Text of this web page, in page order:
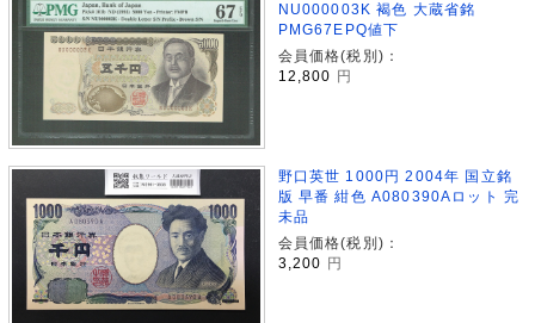
NU000003K 褐色 大蔵省銘
PMG67EPQ値下
会員価格(税別)：
12,800 円
野口英世 1000円 2004年 国立銘
版 早番 紺色 A080390Aロット 完
未品
会員価格(税別)：
3,200
円